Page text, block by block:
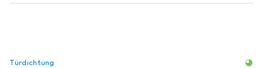
Türdichtung